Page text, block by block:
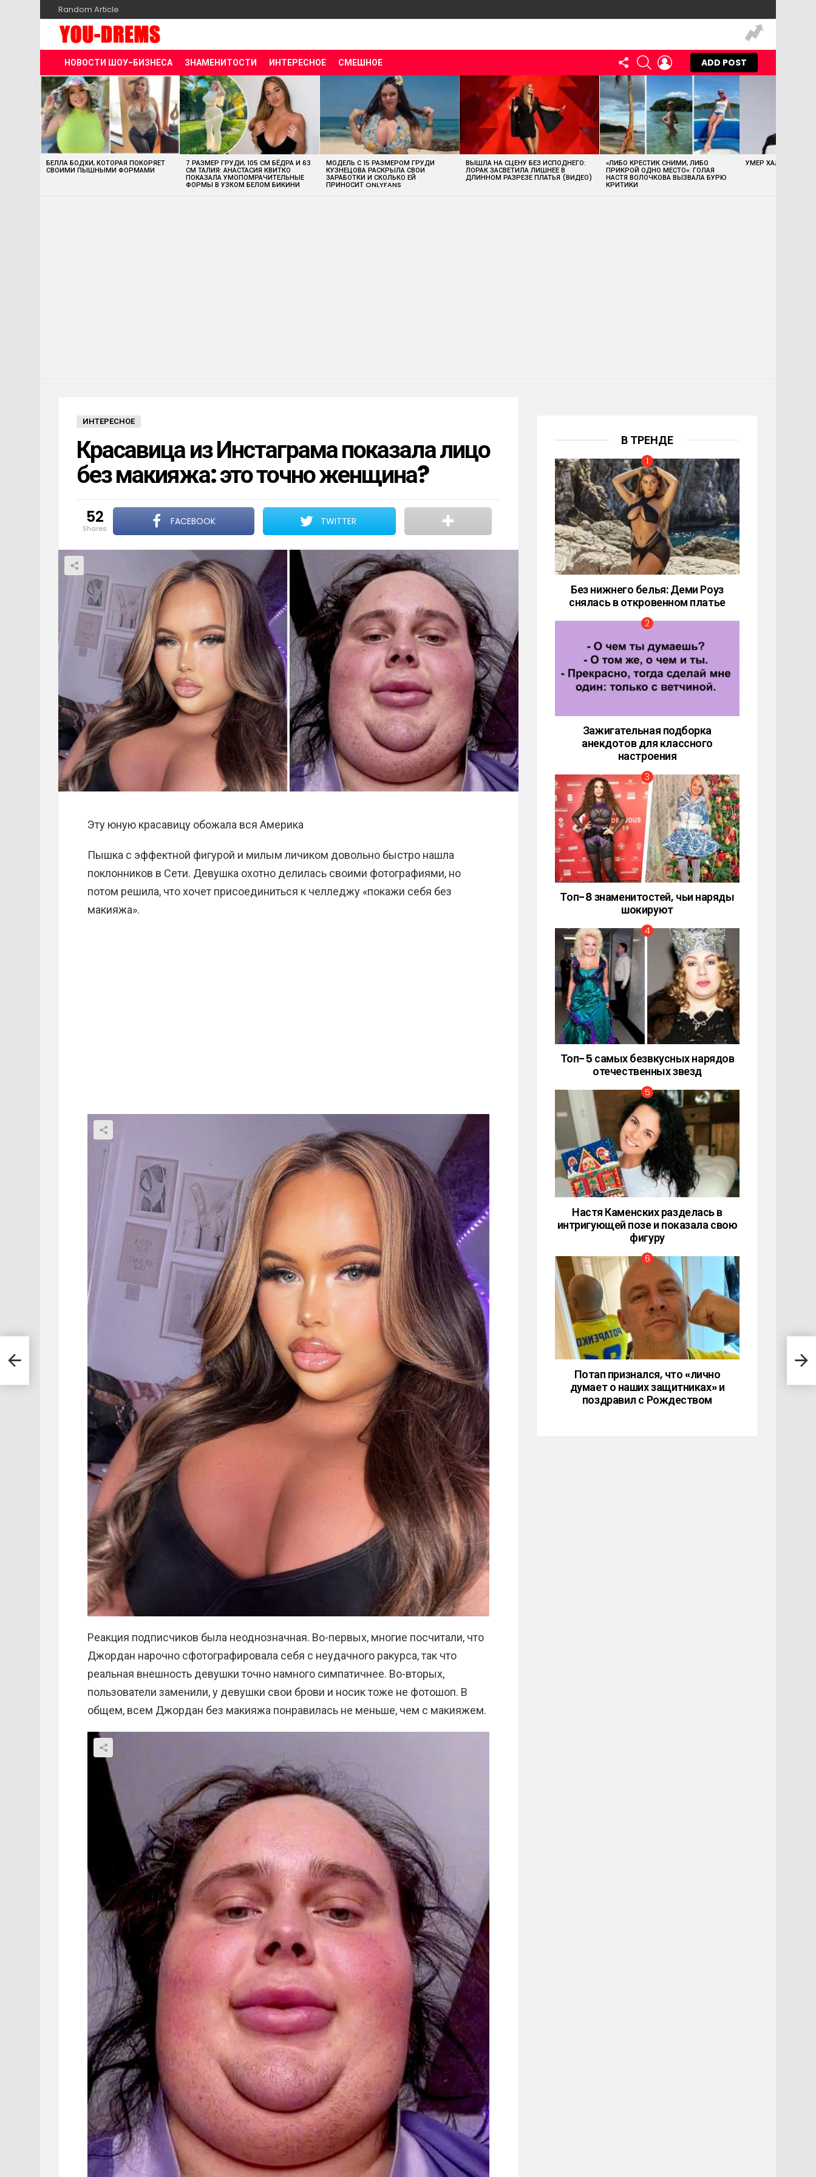
Random Article
НОВОСТИ ШОУ-БИЗНЕСА ЗНАМЕНИТОСТИ ИНТЕРЕСНОЕ СМЕШНОЕ
FOLLOW
US
SEARCHLOGIN
ADD POST
MOST
VIEWED
STORIES
БЕЛЛА БОДХИ, КОТОРАЯ ПОКОРЯЕТ
СВОИМИ ПЫШНЫМИ ФОРМАМИ
7 РАЗМЕР ГРУДИ, 105 СМ БЁДРА И 63
СМ ТАЛИЯ: АНАСТАСИЯ КВИТКО
ПОКАЗАЛА УМОПОМРАЧИТЕЛЬНЫЕ
ФОРМЫ В УЗКОМ БЕЛОМ БИКИНИ
МОДЕЛЬ С 15 РАЗМЕРОМ ГРУДИ
КУЗНЕЦОВА РАСКРЫЛА СВОИ
ЗАРАБОТКИ И СКОЛЬКО ЕЙ
ПРИНОСИТ ONLYFANS
ВЫШЛА НА СЦЕНУ БЕЗ ИСПОДНЕГО:
ЛОРАК ЗАСВЕТИЛА ЛИШНЕЕ В
ДЛИННОМ РАЗРЕЗЕ ПЛАТЬЯ (ВИДЕО)
«ЛИБО КРЕСТИК СНИМИ, ЛИБО
ПРИКРОЙ ОДНО МЕСТО»: ГОЛАЯ
НАСТЯ ВОЛОЧКОВА ВЫЗВАЛА БУРЮ
КРИТИКИ
УМЕР ХАЛК ХОГАН
ИНТЕРЕСНОЕ
Красавица из Инстаграма показала лицо
без макияжа: это точно женщина?
52
shares
FACEBOOK TWITTER
Эту юную красавицу обожала вся Америка
Пышка с эффектной фигурой и милым личиком довольно быстро нашла
поклонников в Сети. Девушка охотно делилась своими фотографиями, но
потом решила, что хочет присоединиться к челледжу «покажи себя без
макияжа».
Реакция подписчиков была неоднозначная. Во-первых, многие посчитали, что
Джордан нарочно сфотографировала себя с неудачного ракурса, так что
реальная внешность девушки точно намного симпатичнее. Во-вторых,
пользователи заменили, у девушки свои брови и носик тоже не фотошоп. В
общем, всем Джордан без макияжа понравилась не меньше, чем с макияжем.
В ТРЕНДЕ
Без нижнего белья: Деми Роуз
снялась в откровенном платье
Зажигательная подборка
анекдотов для классного
настроения
Топ-8 знаменитостей, чьи наряды
шокируют
Топ-5 самых безвкусных нарядов
отечественных звезд
Настя Каменских разделась в
интригующей позе и показала свою
фигуру
Потап признался, что «лично
думает о наших защитниках» и
поздравил с Рождеством